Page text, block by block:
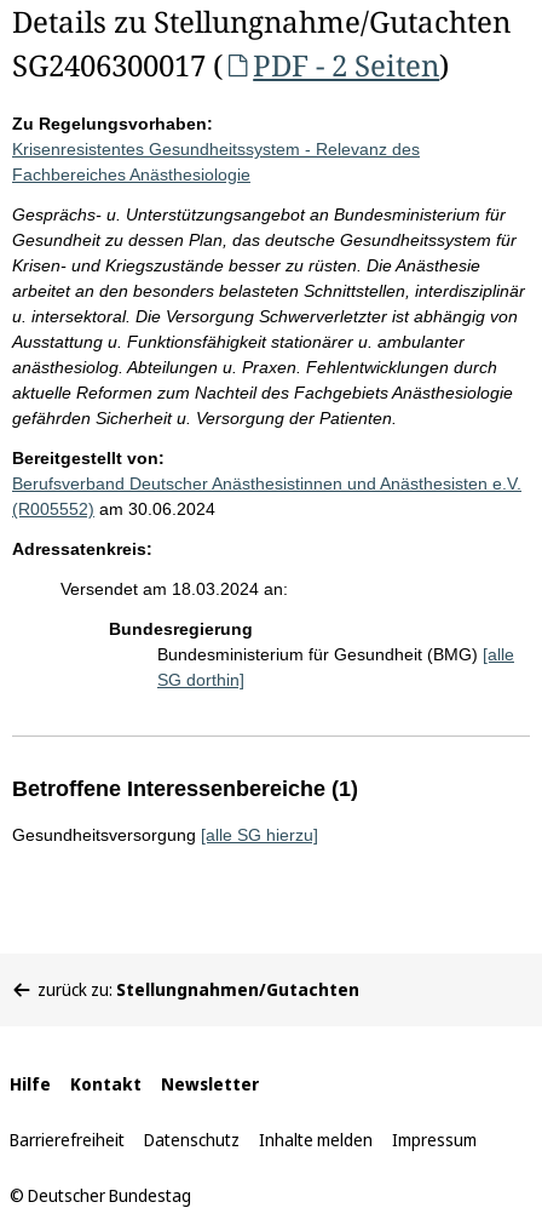
Details zu Stellungnahme/Gutachten
SG2406300017 (
PDF - 2 Seiten)
Zu Regelungsvorhaben:
Krisenresistentes Gesundheitssystem - Relevanz des
Fachbereiches Anästhesiologie
Gesprächs- u. Unterstützungsangebot an Bundesministerium für
Gesundheit zu dessen Plan, das deutsche Gesundheitssystem für
Krisen- und Kriegszustände besser zu rüsten. Die Anästhesie
arbeitet an den besonders belasteten Schnittstellen, interdisziplinär
u. intersektoral. Die Versorgung Schwerverletzter ist abhängig von
Ausstattung u. Funktionsfähigkeit stationärer u. ambulanter
anästhesiolog. Abteilungen u. Praxen. Fehlentwicklungen durch
aktuelle Reformen zum Nachteil des Fachgebiets Anästhesiologie
gefährden Sicherheit u. Versorgung der Patienten.
Bereitgestellt von:
Berufsverband Deutscher Anästhesistinnen und Anästhesisten e.V.
(R005552) am 30.06.2024
Adressatenkreis:
Versendet am 18.03.2024 an:
Bundesregierung
Bundesministerium für Gesundheit (BMG) [alle
SG dorthin]
Betroffene Interessenbereiche (1)
Gesundheitsversorgung [alle SG hierzu]
befinden
zurück zu: Stellungnahmen/Gutachten
Interne
Links
Hilfe Kontakt Newsletter
Barrierefreiheit Datenschutz Inhalte melden Impressum
© Deutscher Bundestag